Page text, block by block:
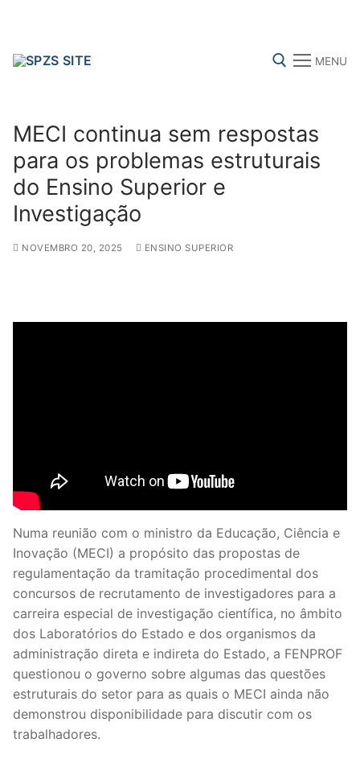
Search for:
MENU
FENPROF CGTP-IN FRENTE COMUM
Search
1º CICLO
ENSINO ARTÍSTICO
EDUCAÇÃO ESPECIAL
PARTICULAR / IPSS / MISERICÓRDIAS
ENSINO SUPERIOR
PROFESSORES CONTRATADOS
DOCENTES APOSENTADOS
MECI continua sem respostas
para os problemas estruturais
do Ensino Superior e
Investigação
NOVEMBRO 20, 2025 ENSINO SUPERIOR
Numa reunião com o ministro da Educação, Ciência e
Inovação (MECI) a propósito das propostas de
regulamentação da tramitação procedimental dos
concursos de recrutamento de investigadores para a
carreira especial de investigação científica, no âmbito
dos Laboratórios do Estado e dos organismos da
administração direta e indireta do Estado, a FENPROF
questionou o governo sobre algumas das questões
estruturais do setor para as quais o MECI ainda não
demonstrou disponibilidade para discutir com os
trabalhadores.